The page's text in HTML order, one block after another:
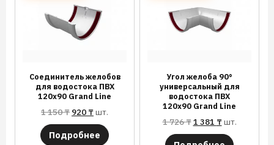
Соединитель желобов
для водостока ПВХ
120х90 Grand Line
1 150₸ 920 ₸шт.
Подробнее
Угол желоба 90°
универсальный для
водостока ПВХ
120х90 Grand Line
1 726₸1 381 ₸шт.